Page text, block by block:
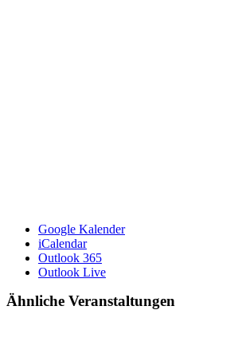
Google Kalender
iCalendar
Outlook 365
Outlook Live
Ähnliche Veranstaltungen